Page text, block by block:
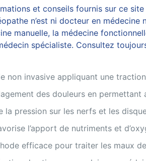
et conseils fournis sur ce
n’est ni docteur en
manuelle, la médecine
spécialiste. Consultez
non invasive appliquant une
des douleurs en permettant
la pression sur les nerfs et les
l’apport de nutriments et
efficace pour traiter les maux